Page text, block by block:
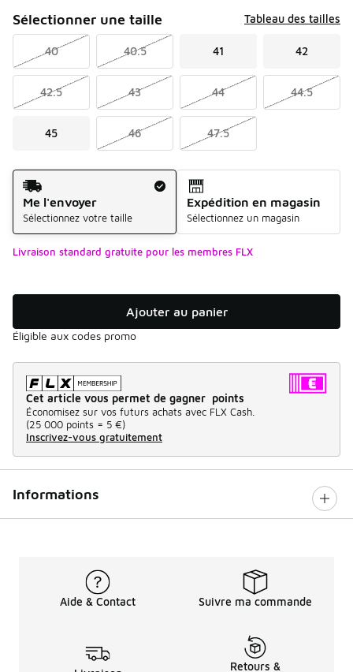
Sélectionner une taille Tableau des tailles
40 40.5 41 42
42.5 43 44 44.5
45 46 47.5
Mode d'expédition
Me l'envoyer
Sélectionnez votre taille
Expédition en magasin
Sélectionnez un magasin
Livraison standard gratuite pour les membres FLX
Ajouter au panier
Éligible aux codes promo
Cet article vous permet de gagner points
Économisez sur vos futurs achats avec FLX Cash.
(25 000 points = 5 €)
Inscrivez-vous gratuitement
Informations
Aide & Contact Suivre ma commande
Retours &